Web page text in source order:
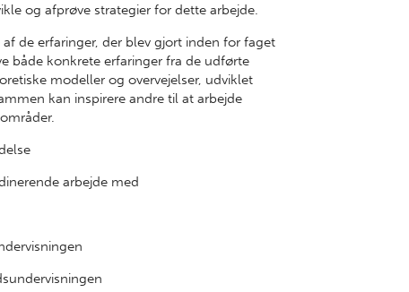
og afprøve strategier for dette arbejde.
de erfaringer, der blev gjort inden for faget
både konkrete erfaringer fra de udførte
modeller og overvejelser, udviklet
kan inspirere andre til at arbejde
arbejde med